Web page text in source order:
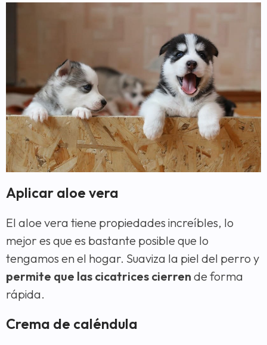
Aplicar aloe vera
El aloe vera tiene propiedades increíbles, lo
mejor es que es bastante posible que lo
tengamos en el hogar. Suaviza la piel del perro y
permite que las cicatrices cierren de forma
rápida.
Crema de caléndula